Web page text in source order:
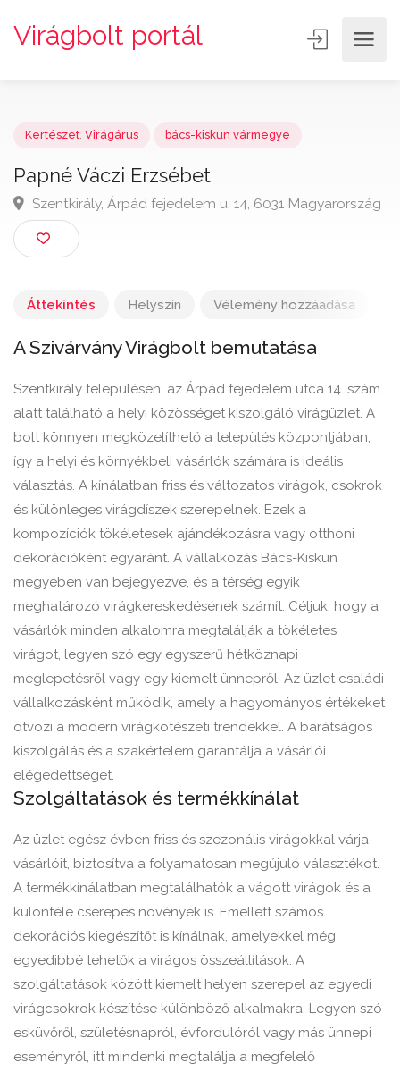
Virágbolt portál
Papné Váczi Erzsébet
Szentkirály, Árpád fejedelem u. 14, 6031
Áttekintés Helyszín Vélemény hozzáadása
A Szivárvány Virágbolt bemutatása
Szentkirály településen, az Árpád fejedelem utca 14. szám
alatt található a helyi közösséget kiszolgáló virágüzlet. A
bolt könnyen megközelíthető a település központjában,
így a helyi és környékbeli vásárlók számára is ideális
választás. A kínálatban friss és változatos virágok, csokrok
és különleges virágdíszek szerepelnek. Ezek a
kompozíciók tökéletesek ajándékozásra vagy otthoni
dekorációként egyaránt. A vállalkozás Bács-Kiskun
megyében van bejegyezve, és a térség egyik
meghatározó virágkereskedésének számít. Céljuk, hogy a
vásárlók minden alkalomra megtalálják a tökéletes
virágot, legyen szó egy egyszerű hétköznapi
meglepetésről vagy egy kiemelt ünnepről. Az üzlet családi
vállalkozásként működik, amely a hagyományos értékeket
ötvözi a modern virágkötészeti trendekkel. A barátságos
kiszolgálás és a szakértelem garantálja a vásárlói
elégedettséget.
Szolgáltatások és termékkínálat
Az üzlet egész évben friss és szezonális virágokkal várja
vásárlóit, biztosítva a folyamatosan megújuló választékot.
A termékkínálatban megtalálhatók a vágott virágok és a
különféle cserepes növények is. Emellett számos
dekorációs kiegészítőt is kínálnak, amelyekkel még
egyedibbé tehetők a virágos összeállítások. A
szolgáltatások között kiemelt helyen szerepel az egyedi
virágcsokrok készítése különböző alkalmakra. Legyen szó
esküvőről, születésnapról, évfordulóról vagy más ünnepi
eseményről, itt mindenki megtalálja a megfelelő